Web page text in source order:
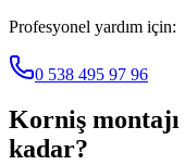
Profesyonel yardım için:
0 538 495 97 96
Korniş montajı
kadar?